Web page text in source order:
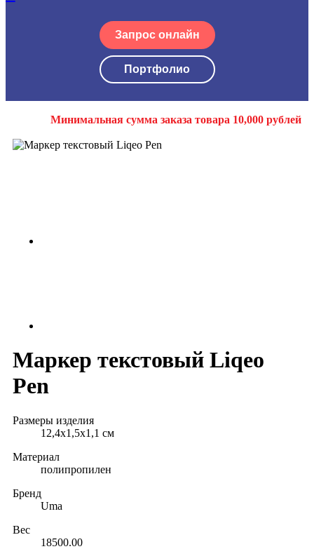
Запрос онлайн
Портфолио
Минимальная сумма заказа товара 10,000 рублей
Маркер текстовый Liqeo
Pen
Размеры изделия
12,4х1,5х1,1 см
Материал
полипропилен
Бренд
Uma
Вес
18500.00